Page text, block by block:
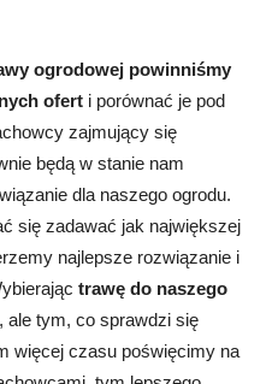
ogrodowej powinniśmy
ofert i porównać je pod
zajmujący się
będą w stanie nam
dla naszego ogrodu.
się zadawać jak największej
najlepsze rozwiązanie i
trawę do naszego
ale tym, co sprawdzi się
więcej czasu poświęcimy na